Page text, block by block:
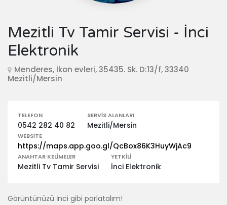
Mezitli Tv Tamir Servisi - İnci
Elektronik
Menderes, İkon evleri, 35435. Sk. D:13/f, 33340
Mezitli/Mersin
TELEFON
0542 282 40 82
SERVIS ALANLARI
Mezitli/Mersin
WEBSITE
https://maps.app.goo.gl/QcBox86K3HuyWjAc9
ANAHTAR KELIMELER
Mezitli Tv Tamir Servisi
YETKILI
İnci Elektronik
Görüntünüzü İnci gibi parlatalım!